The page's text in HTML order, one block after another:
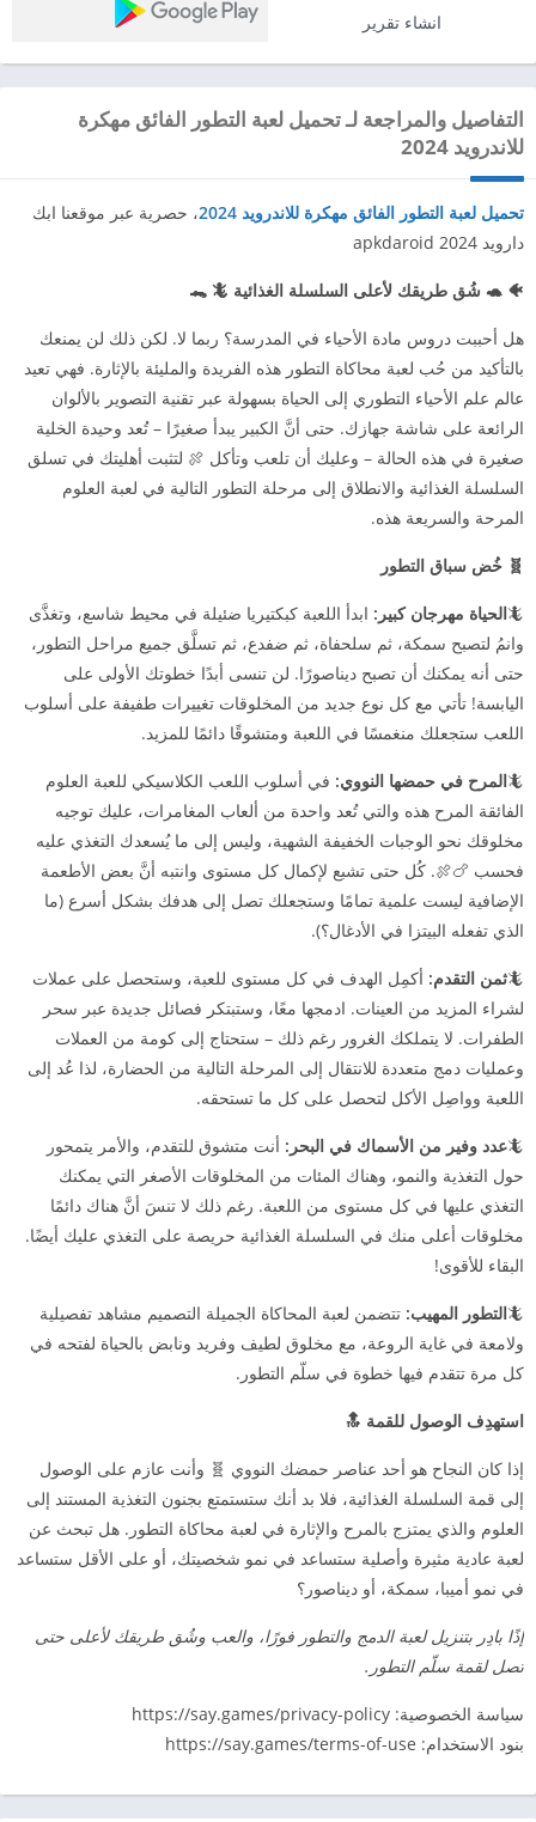
انشاء تقرير
التفاصيل والمراجعة لـ تحميل لعبة التطور الفائق مهكرة
للاندرويد 2024
تحميل لعبة التطور الفائق مهكرة للاندرويد 2024
، حصرية عبر موقعنا ابك
دارويد 2024 apkdaroid
🐠 🐢 شُق طريقك لأعلى السلسلة الغذائية 🦎 🐊
هل أحببت دروس مادة الأحياء في المدرسة؟ ربما لا. لكن ذلك لن يمنعك
بالتأكيد من حُب لعبة محاكاة التطور هذه الفريدة والمليئة بالإثارة. فهي تعيد
عالم علم الأحياء التطوري إلى الحياة بسهولة عبر تقنية التصوير بالألوان
الرائعة على شاشة جهازك. حتى أنَّ الكبير يبدأ صغيرًا – تُعد وحيدة الخلية
صغيرة في هذه الحالة – وعليك أن تلعب وتأكل 🍖 لتثبت أهليتك في تسلق
السلسلة الغذائية والانطلاق إلى مرحلة التطور التالية في لعبة العلوم
المرحة والسريعة هذه.
🧬 خُض سباق التطور
🦎الحياة مهرجان كبير: ابدأ اللعبة كبكتيريا ضئيلة في محيط شاسع، وتغذَّى
وانمُ لتصبح سمكة، ثم سلحفاة، ثم ضفدع، ثم تسلَّق جميع مراحل التطور،
حتى أنه يمكنك أن تصبح ديناصورًا. لن تنسى أبدًا خطوتك الأولى على
اليابسة! تأتي مع كل نوع جديد من المخلوقات تغييرات طفيفة على أسلوب
اللعب ستجعلك منغمسًا في اللعبة ومتشوقًا دائمًا للمزيد.
🦎المرح في حمضها النووي: في أسلوب اللعب الكلاسيكي للعبة العلوم
الفائقة المرح هذه والتي تُعد واحدة من ألعاب المغامرات، عليك توجيه
مخلوقك نحو الوجبات الخفيفة الشهية، وليس إلى ما يُسعدك التغذي عليه
فحسب 🍗🍖. كُل حتى تشبع لإكمال كل مستوى وانتبه أنَّ بعض الأطعمة
الإضافية ليست علمية تمامًا وستجعلك تصل إلى هدفك بشكل أسرع (ما
الذي تفعله البيتزا في الأدغال؟).
🦎ثمن التقدم: أكمِل الهدف في كل مستوى للعبة، وستحصل على عملات
لشراء المزيد من العينات. ادمجها معًا، وستبتكر فصائل جديدة عبر سحر
الطفرات. لا يتملكك الغرور رغم ذلك – ستحتاج إلى كومة من العملات
وعمليات دمج متعددة للانتقال إلى المرحلة التالية من الحضارة، لذا عُد إلى
اللعبة وواصِل الأكل لتحصل على كل ما تستحقه.
🦎عدد وفير من الأسماك في البحر: أنت متشوق للتقدم، والأمر يتمحور
حول التغذية والنمو، وهناك المئات من المخلوقات الأصغر التي يمكنك
التغذي عليها في كل مستوى من اللعبة. رغم ذلك لا تنسَ أنَّ هناك دائمًا
مخلوقات أعلى منك في السلسلة الغذائية حريصة على التغذي عليك أيضًا.
البقاء للأقوى!
🦎التطور المهيب: تتضمن لعبة المحاكاة الجميلة التصميم مشاهد تفصيلية
ولامعة في غاية الروعة، مع مخلوق لطيف وفريد ونابض بالحياة لفتحه في
كل مرة تتقدم فيها خطوة في سلّم التطور.
استهدِف الوصول للقمة 🔝
إذا كان النجاح هو أحد عناصر حمضك النووي 🧬 وأنت عازم على الوصول
إلى قمة السلسلة الغذائية، فلا بد أنك ستستمتع بجنون التغذية المستند إلى
العلوم والذي يمتزج بالمرح والإثارة في لعبة محاكاة التطور. هل تبحث عن
لعبة عادية مثيرة وأصلية ستساعد في نمو شخصيتك، أو على الأقل ستساعد
في نمو أميبا، سمكة، أو ديناصور؟
إذًا بادِر بتنزيل لعبة الدمج والتطور فورًا، والعب وشُق طريقك لأعلى حتى
تصل لقمة سلّم التطور.
سياسة الخصوصية: https://say.games/privacy-policy
بنود الاستخدام: https://say.games/terms-of-use